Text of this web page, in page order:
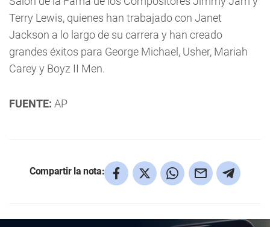
Terry Lewis, quienes han trabajado con Janet
Jackson a lo largo de su carrera y han creado
grandes éxitos para George Michael, Usher, Mariah
Carey y Boyz II Men.
FUENTE: AP
Compartir la nota: